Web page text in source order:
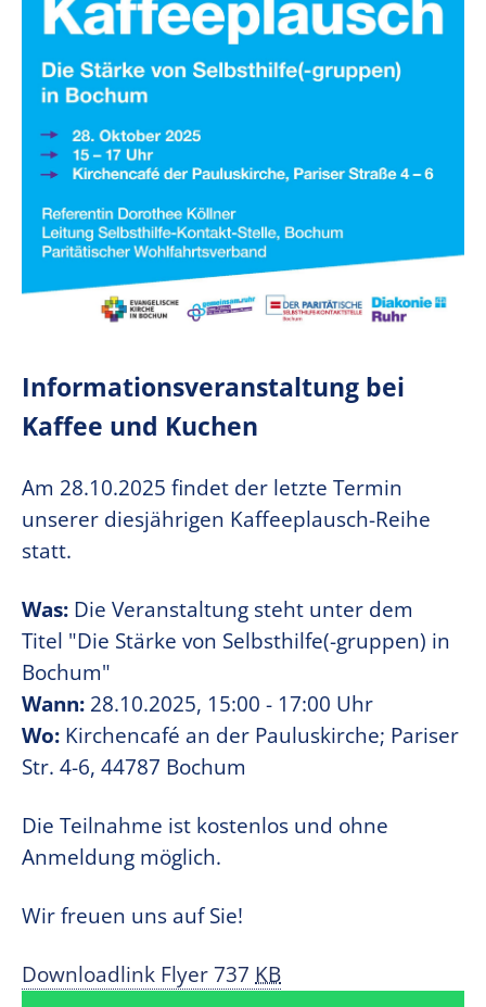
Informationsveranstaltung bei
Kaffee und Kuchen
Am 28.10.2025 findet der letzte Termin
unserer diesjährigen Kaffeeplausch-Reihe
statt.
Was: Die Veranstaltung steht unter dem
Titel "Die Stärke von Selbsthilfe(-gruppen) in
Bochum"
Wann: 28.10.2025, 15:00 - 17:00 Uhr
Wo: Kirchencafé an der Pauluskirche; Pariser
Str. 4-6, 44787 Bochum
Die Teilnahme ist kostenlos und ohne
Anmeldung möglich.
Wir freuen uns auf Sie!
Downloadlink Flyer737 KB